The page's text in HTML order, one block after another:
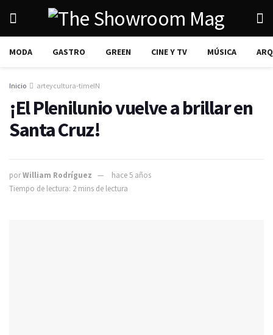
MODA GASTRO GREEN CINE Y TV MÚSICA
Inicio arteycultura-timeIN
¡El Plenilunio vuelve a brillar en
Santa Cruz!
porWilliam Rodríguez
hace 5 años
Tiempo de lectura: 2 mins de lectura